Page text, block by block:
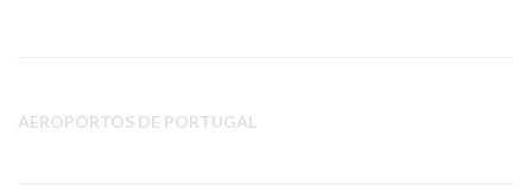
AEROPORTOS DE PORTUGAL